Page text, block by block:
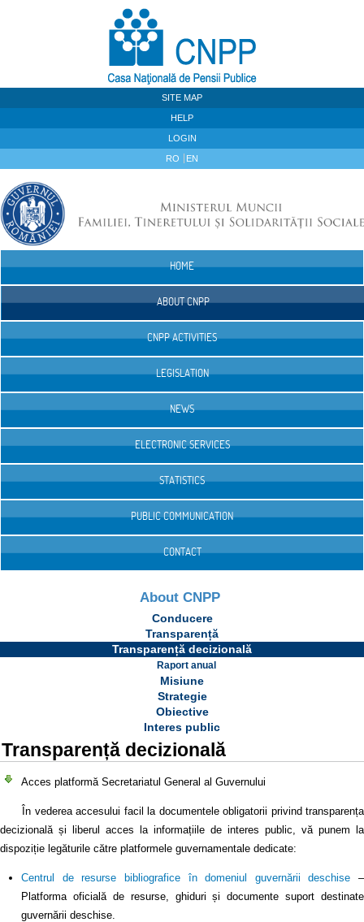
SITE MAP
HELP
LOGIN
RO EN
HOME
ABOUT CNPP
CNPP ACTIVITIES
LEGISLATION
NEWS
ELECTRONIC SERVICES
STATISTICS
PUBLIC COMMUNICATION
CONTACT
About CNPP
Conducere
Transparență
Transparență decizională
Raport anual
Misiune
Strategie
Obiective
Interes public
Transparență decizională
Acces platformă Secretariatul General al Guvernului
În vederea accesului facil la documentele obligatorii privind transparența
decizională și liberul acces la informațiile de interes public, vă punem la
dispoziție legăturile către platformele guvernamentale dedicate:
Centrul de resurse bibliografice în domeniul guvernării deschise –
Platforma oficială de resurse, ghiduri și documente suport destinate
guvernării deschise.